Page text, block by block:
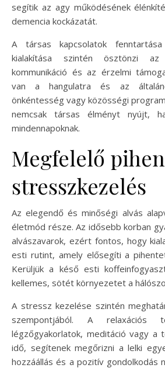
segítik az agy működésének
demencia kockázatát.
A társas kapcsolatok
kialakítása szintén ösztönzi
kommunikáció és az érzelmi
van a hangulatra és az
önkéntesség vagy közösségi
nemcsak társas élményt nyújt,
mindennapoknak.
Megfelelő
stresszkezelés
Az elegendő és minőségi alvás
életmód része. Az idősebb korban
alvászavarok, ezért fontos, hogy
esti rutint, amely elősegíti a
Kerüljük a késő esti
kellemes, sötét környezetet a
A stressz kezelése szintén
szempontjából. A relaxációs
légzőgyakorlatok, meditáció vagy
idő, segítenek megőrizni a lelki
hozzáállás és a pozitív gondolkodás